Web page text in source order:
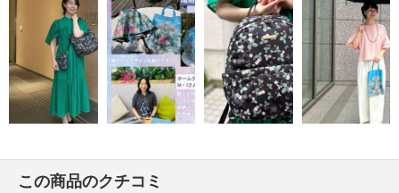
＜収納バッグ＞
【詳細】
・開口部：オープン
・ハンドル：あり （２本）
・メイン室：１室
【素材】
【サイズ】
・サイズ：約 縦３２．５ｃｍ × 最大横２４ｃｍ
この商品のクチコミ